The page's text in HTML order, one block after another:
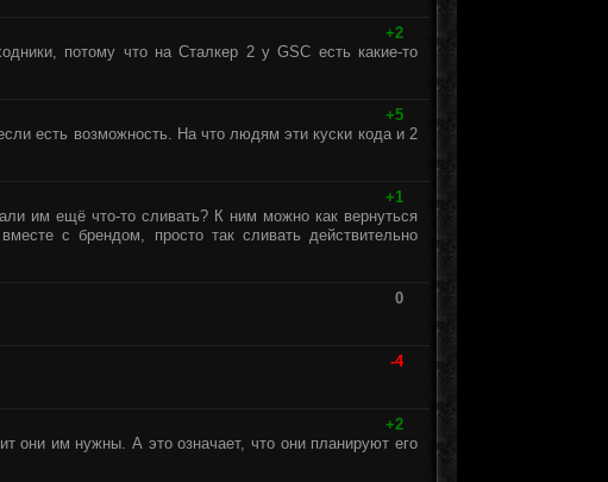
+2
потому что на Сталкер 2 у GSC есть какие-то
+5
есть возможность. На что людям эти куски кода и 2
+1
им ещё что-то сливать? К ним можно как вернуться
с брендом, просто так сливать действительно
0
-4
+2
они им нужны. А это означает, что они планируют его